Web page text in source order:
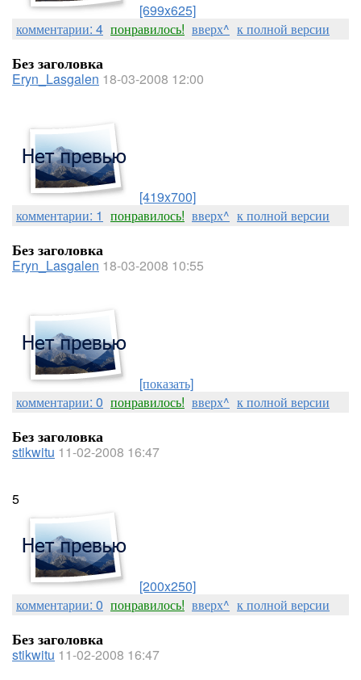
[699x625]
комментарии: 4 понравилось! вверх^ к полной версии
Без заголовка
Eryn_Lasgalen 18-03-2008 12:00
[419x700]
комментарии: 1 понравилось! вверх^ к полной версии
Без заголовка
Eryn_Lasgalen 18-03-2008 10:55
[показать]
комментарии: 0 понравилось! вверх^ к полной версии
Без заголовка
stikwitu 11-02-2008 16:47
5
[200x250]
комментарии: 0 понравилось! вверх^ к полной версии
Без заголовка
stikwitu 11-02-2008 16:47